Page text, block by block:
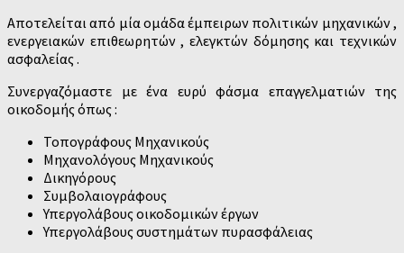
Αποτελείται από μία ομάδα έμπειρων πολιτικών μηχανικών ,
ενεργειακών επιθεωρητών , ελεγκτών δόμησης και τεχνικών
ασφαλείας .
Συνεργαζόμαστε με ένα ευρύ φάσμα επαγγελματιών της
οικοδομής όπως :
Τοπογράφους Μηχανικούς
Μηχανολόγους Μηχανικούς
Δικηγόρους
Συμβολαιογράφους
Υπεργολάβους οικοδομικών έργων
Υπεργολάβους συστημάτων πυρασφάλειας